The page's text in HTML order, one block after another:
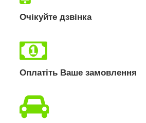
Очікуйте дзвінка
Оплатіть Ваше замовлення